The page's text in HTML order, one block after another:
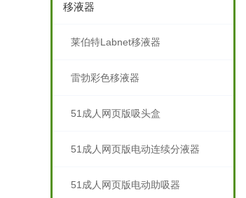
移液器
莱伯特Labnet移液器
雷勃彩色移液器
51成人网页版吸头盒
51成人网页版电动连续分液器
51成人网页版电动助吸器